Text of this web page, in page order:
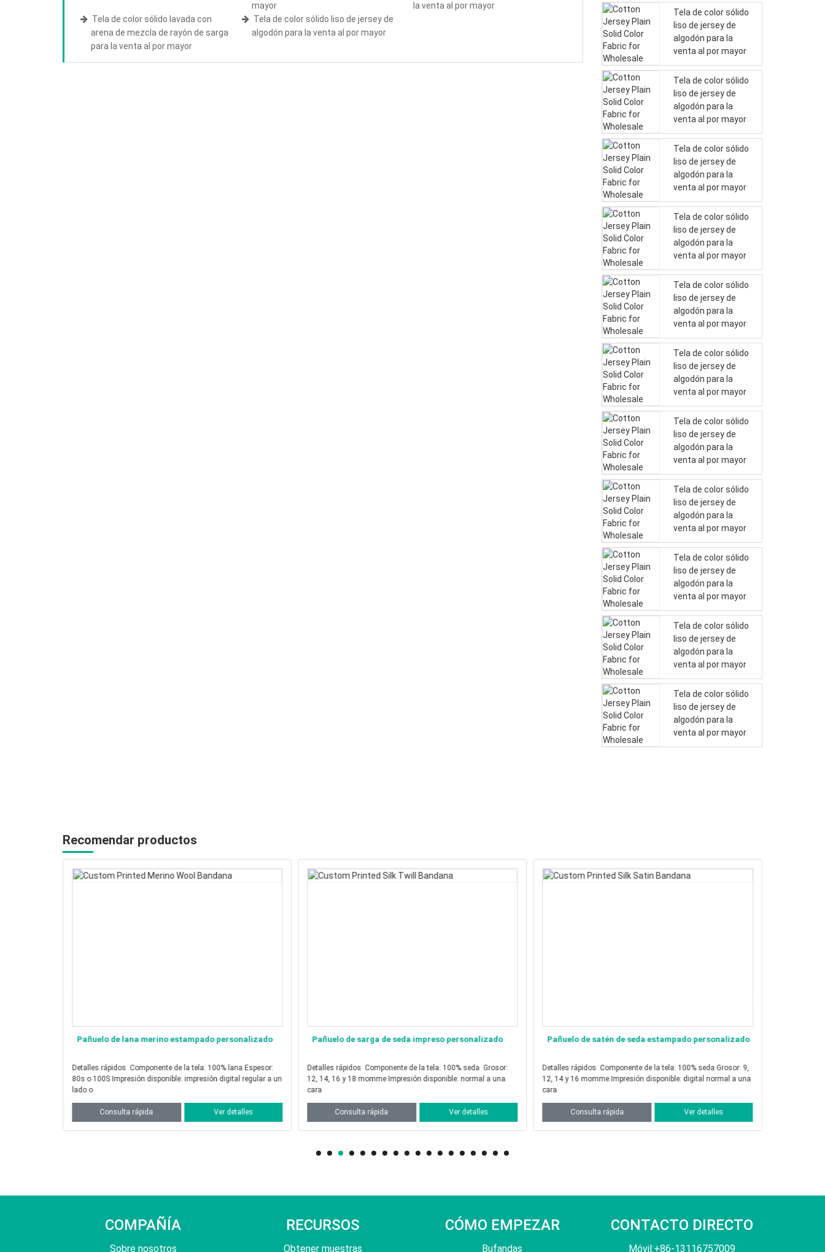
mayor
la venta al por mayor
Tela de color sólido lavada con
arena de mezcla de rayón de sarga
para la venta al por mayor
Tela de color sólido liso de jersey de
algodón para la venta al por mayor
Tela de color sólido
liso de jersey de
algodón para la
venta al por mayor
Tela de color sólido
liso de jersey de
algodón para la
venta al por mayor
Tela de color sólido
liso de jersey de
algodón para la
venta al por mayor
Tela de color sólido
liso de jersey de
algodón para la
venta al por mayor
Tela de color sólido
liso de jersey de
algodón para la
venta al por mayor
Tela de color sólido
liso de jersey de
algodón para la
venta al por mayor
Tela de color sólido
liso de jersey de
algodón para la
venta al por mayor
Tela de color sólido
liso de jersey de
algodón para la
venta al por mayor
Tela de color sólido
liso de jersey de
algodón para la
venta al por mayor
Tela de color sólido
liso de jersey de
algodón para la
venta al por mayor
Tela de color sólido
liso de jersey de
algodón para la
venta al por mayor
Recomendar productos
Pañuelo de lana merino estampado personalizado
Detalles rápidos Componente de la tela: 100% lana Espesor:
80s o 100S Impresión disponible: impresión digital regular a un
lado o
Consulta rápida Ver detalles
Pañuelo de sarga de seda impreso personalizado
Detalles rápidos Componente de la tela: 100% seda Grosor:
12, 14, 16 y 18 momme Impresión disponible: normal a una
cara
Consulta rápida Ver detalles
Pañuelo de satén de seda estampado personalizado
Detalles rápidos Componente de la tela: 100% seda Grosor: 9,
12, 14 y 16 momme Impresión disponible: digital normal a una
cara
Consulta rápida Ver detalles
COMPAÑÍA
Sobre nosotros
RECURSOS
Obtener muestras
CÓMO EMPEZAR
Bufandas
CONTACTO DIRECTO
Móvil:+86-13116757009